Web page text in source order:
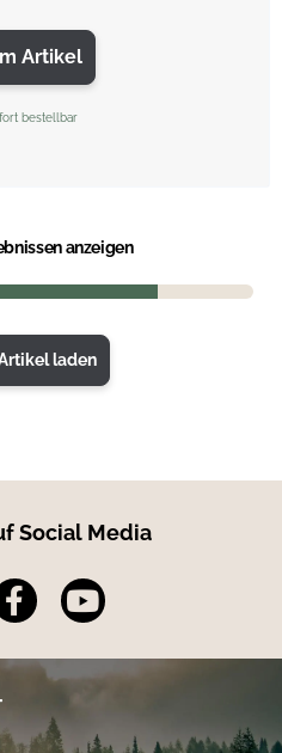
Artikel
bestellbar
anzeigen
laden
Social Media